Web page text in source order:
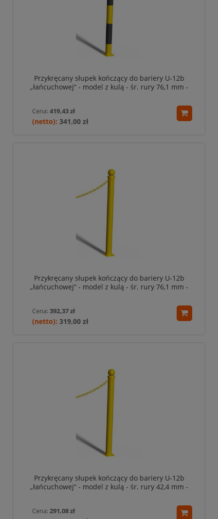
Przykręcany słupek kończący do bariery U-12b
„łańcuchowej“ - model z kulą - śr. rury 76,1 mm -
Cena:419,43 zł
341,00 zł
Przykręcany słupek kończący do bariery U-12b
„łańcuchowej“ - model z kulą - śr. rury 76,1 mm -
Cena:392,37 zł
319,00 zł
Przykręcany słupek kończący do bariery U-12b
„łańcuchowej“ - model z kulą - śr. rury 42,4 mm -
Cena: 291,08 zł